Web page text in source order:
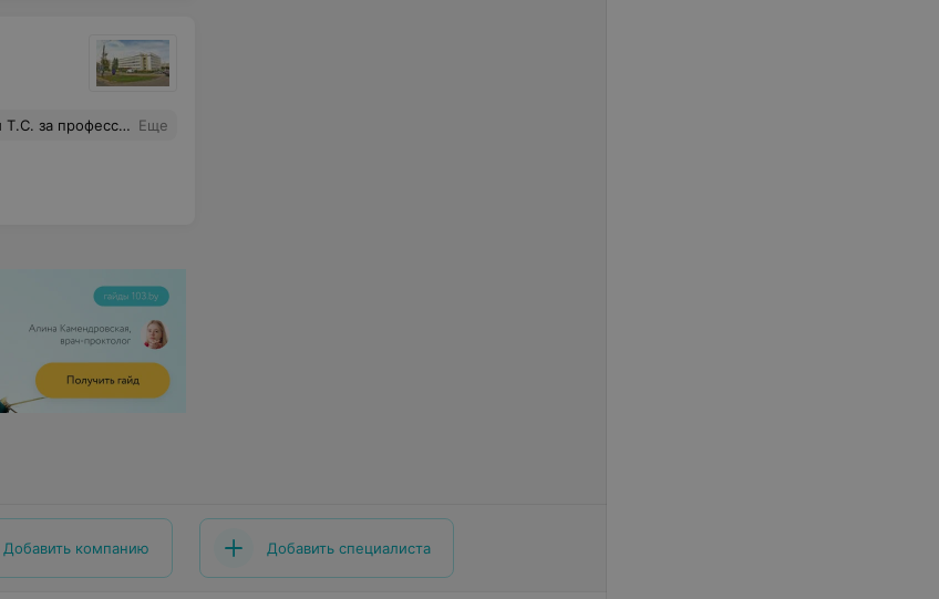
по-настоящему искреннее отношение к пациентам и их родителям. Еще
Добавить компанию Добавить специалиста